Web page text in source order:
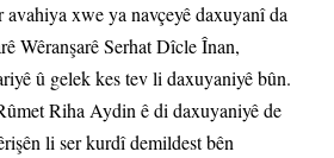
avahiya xwe ya navçeyê daxuyanî da
Wêranşarê Serhat Dîcle Înan,
û gelek kes tev li daxuyaniyê bûn.
Riha Aydin ê di daxuyaniyê de
li ser kurdî demildest bên